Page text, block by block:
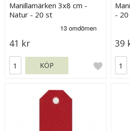
Manillamärken 3x8 cm -
Natur - 20 st
41 kr
KÖP
-
39